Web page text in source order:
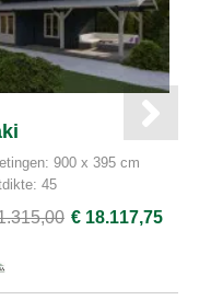
900 x 395 cm
45
€ 18.117,75